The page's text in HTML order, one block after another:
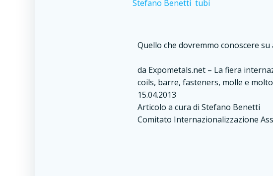
Stefano Benetti tubi
Quello che dovremmo conoscere
da Expometals.net – La fiera
coils, barre, fasteners, molle e
15.04.2013
Articolo a cura di Stefano Benetti
Comitato Internazionalizzazione